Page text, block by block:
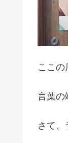
ここ
言葉の
さて、